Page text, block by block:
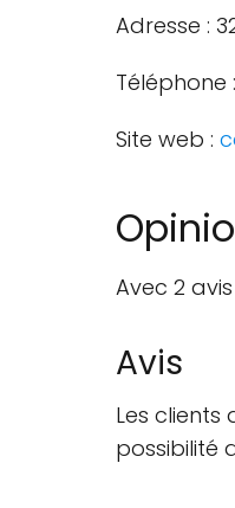
Adresse :
Téléphone :
Site web :
Avec 2
Avis
Les
possibilité